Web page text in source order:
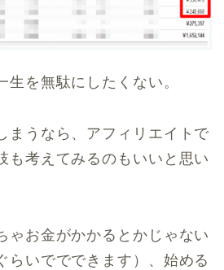
生を無駄にしたくない。
まうなら、アフィリエイトで
も考えてみるのもいいと思い
ゃお金がかかるとかじゃない
らいででできます）、始める